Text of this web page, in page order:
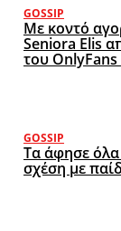
GOSSIP
Με κοντό
Seniora Elis
του OnlyFans
GOSSIP
Τα άφησε όλα
σχέση με